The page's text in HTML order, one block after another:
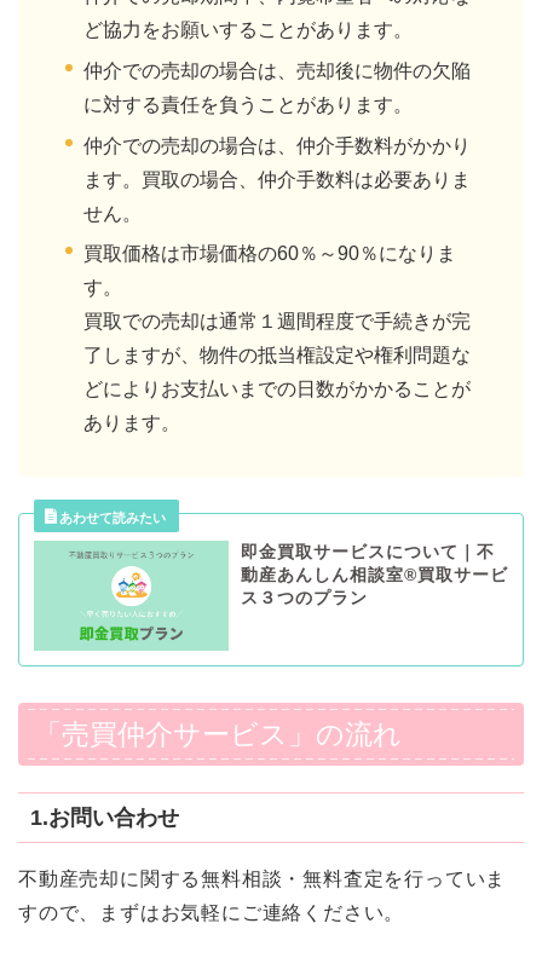
ど協力をお願いすることがあります。
仲介での売却の場合は、売却後に物件の欠陥
に対する責任を負うことがあります。
仲介での売却の場合は、仲介手数料がかかり
ます。買取の場合、仲介手数料は必要ありま
せん。
買取価格は市場価格の60％～90％になりま
す。
買取での売却は通常１週間程度で手続きが完
了しますが、物件の抵当権設定や権利問題な
どによりお支払いまでの日数がかかることが
あります。
即金買取サービスについて｜不
動産あんしん相談室®️買取サービ
ス３つのプラン
「売買仲介サービス」の流れ
1.お問い合わせ
不動産売却に関する無料相談・無料査定を行っていま
すので、まずはお気軽にご連絡ください。